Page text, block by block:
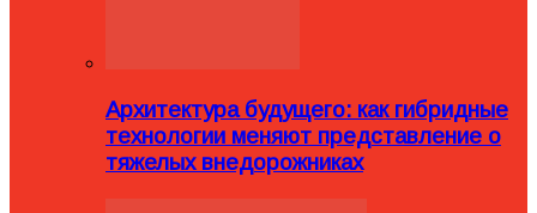
Архитектура будущего: как гибридные
технологии меняют представление о
тяжелых внедорожниках